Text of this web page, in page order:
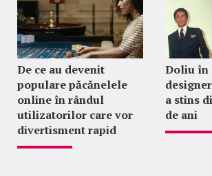
De ce au devenit
populare păcănelele
online în rândul
utilizatorilor care vor
divertisment rapid
Doliu în
a stins
de ani